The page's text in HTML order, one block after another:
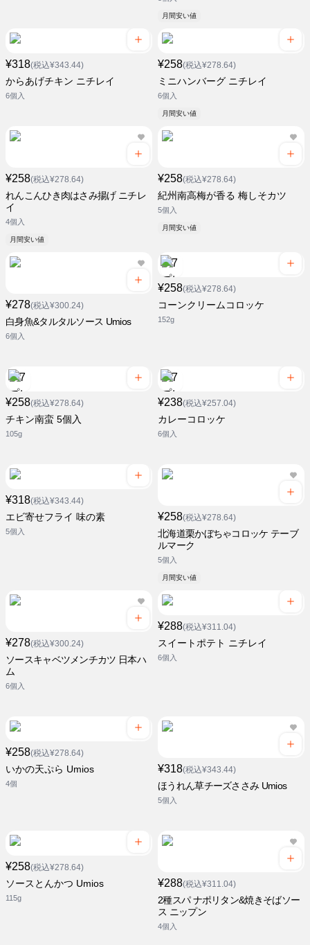
月間安い値
¥318(税込¥343.44)
からあげチキン ニチレイ
6個入
¥258(税込¥278.64)
ミニハンバーグ ニチレイ
6個入
月間安い値
¥258(税込¥278.64)
れんこんひき肉はさみ揚げ ニチレ
イ
4個入
月間安い値
¥258(税込¥278.64)
紀州南高梅が香る 梅しそカツ
5個入
月間安い値
¥278(税込¥300.24)
白身魚&タルタルソース Umios
6個入
¥258(税込¥278.64)
コーンクリームコロッケ
152g
¥258(税込¥278.64)
チキン南蛮 5個入
105g
¥238(税込¥257.04)
カレーコロッケ
6個入
¥318(税込¥343.44)
エビ寄せフライ 味の素
5個入
¥258(税込¥278.64)
北海道栗かぼちゃコロッケ テーブ
ルマーク
5個入
月間安い値
¥278(税込¥300.24)
ソースキャベツメンチカツ 日本ハ
ム
6個入
¥288(税込¥311.04)
スイートポテト ニチレイ
6個入
¥258(税込¥278.64)
いかの天ぷら Umios
4個
¥318(税込¥343.44)
ほうれん草チーズささみ Umios
5個入
¥258(税込¥278.64)
ソースとんかつ Umios
115g
¥288(税込¥311.04)
2種スパ ナポリタン&焼きそばソー
ス ニップン
4個入